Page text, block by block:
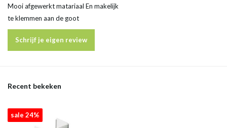
Mooi afgewerkt matariaal En makelijk
te klemmen aan de goot
Schrijf je eigen review
Recent bekeken
sale 24%